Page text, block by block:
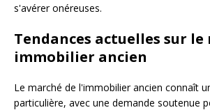
s'avérer onéreuses.
Tendances actuelles sur le
immobilier ancien
Le marché de l'immobilier ancien connaît
particulière, avec une demande soutenue